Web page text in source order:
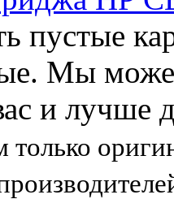
пустые
Мы
и лучше